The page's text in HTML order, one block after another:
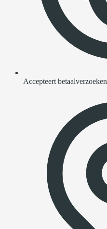
Accepteert betaalverzoeken